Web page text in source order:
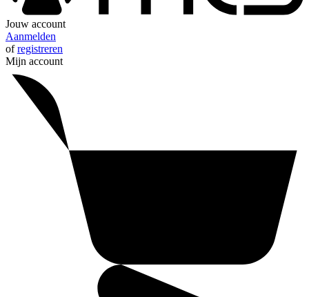
Jouw account
Aanmelden
ofregistreren
Mijn account